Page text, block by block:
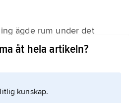
ägde rum under det
Nämnas bör dock
åt hela artikeln?
kunskap.